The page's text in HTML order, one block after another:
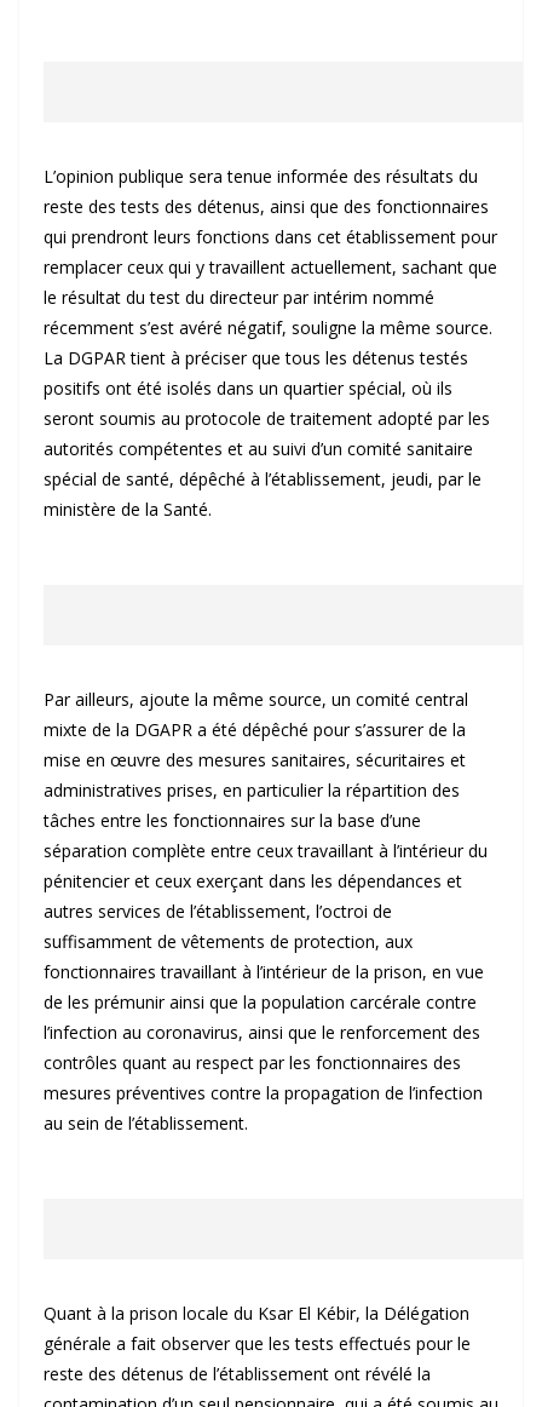
L’opinion publique sera tenue informée des résultats du
reste des tests des détenus, ainsi que des fonctionnaires
qui prendront leurs fonctions dans cet établissement pour
remplacer ceux qui y travaillent actuellement, sachant que
le résultat du test du directeur par intérim nommé
récemment s’est avéré négatif, souligne la même source.
La DGPAR tient à préciser que tous les détenus testés
positifs ont été isolés dans un quartier spécial, où ils
seront soumis au protocole de traitement adopté par les
autorités compétentes et au suivi d’un comité sanitaire
spécial de santé, dépêché à l’établissement, jeudi, par le
ministère de la Santé.
Par ailleurs, ajoute la même source, un comité central
mixte de la DGAPR a été dépêché pour s’assurer de la
mise en œuvre des mesures sanitaires, sécuritaires et
administratives prises, en particulier la répartition des
tâches entre les fonctionnaires sur la base d’une
séparation complète entre ceux travaillant à l’intérieur du
pénitencier et ceux exerçant dans les dépendances et
autres services de l’établissement, l’octroi de
suffisamment de vêtements de protection, aux
fonctionnaires travaillant à l’intérieur de la prison, en vue
de les prémunir ainsi que la population carcérale contre
l’infection au coronavirus, ainsi que le renforcement des
contrôles quant au respect par les fonctionnaires des
mesures préventives contre la propagation de l’infection
au sein de l’établissement.
Quant à la prison locale du Ksar El Kébir, la Délégation
générale a fait observer que les tests effectués pour le
reste des détenus de l’établissement ont révélé la